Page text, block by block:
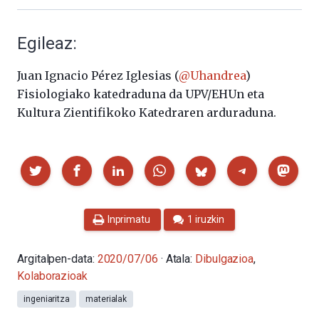
Egileaz:
Juan Ignacio Pérez Iglesias (@Uhandrea)
Fisiologiako katedraduna da UPV/EHUn eta
Kultura Zientifikoko Katedraren arduraduna.
Partekatu
Inprimatu 1 iruzkin
Argitalpen-data: 2020/07/06 · Atala: Dibulgazioa,
Kolaborazioak
ingeniaritza materialak